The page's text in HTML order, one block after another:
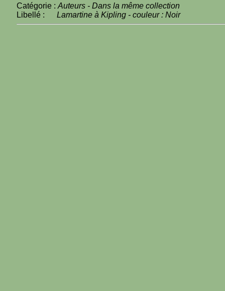
Catégorie : Auteurs - Dans la même collection
Libellé : Lamartine à Kipling - couleur : Noir